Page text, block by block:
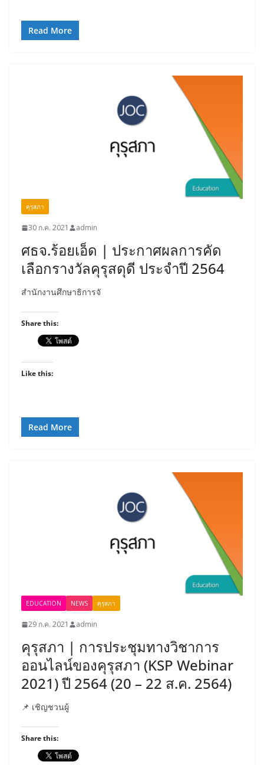
Read More
คุรุสภา
30 ก.ค. 2021 admin
ศธจ.ร้อยเอ็ด | ประกาศผลการคัด
เลือกรางวัลคุรุสดุดี ประจำปี 2564
สำนักงานศึกษาธิการจั
Share this:
Like this:
Read More
EDUCATION NEWS คุรุสภา
29 ก.ค. 2021 admin
คุรุสภา | การประชุมทางวิชาการ
ออนไลน์ของคุรุสภา (KSP Webinar
2021) ปี 2564 (20 – 22 ส.ค. 2564)
📌 เชิญชวนผู้
Share this: